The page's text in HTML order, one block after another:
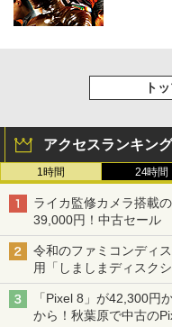
ト
アクセスランキング
1時間 24時間
ライカ監修カメラ搭載
39,000円！中古セール
令和のファミコンディ
用「しましまディスクシ
「Pixel 8」が42,300円
から！秋葉原で中古の